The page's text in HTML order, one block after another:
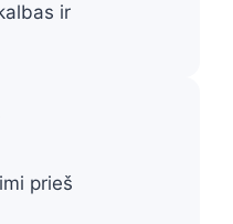
ir
prieš